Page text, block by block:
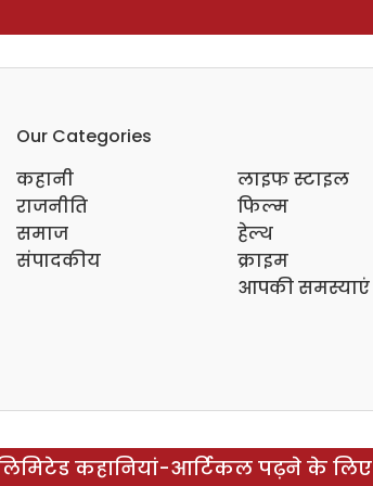
Our Categories
कहानी
राजनीति
समाज
संपादकीय
लाइफ स्टाइल
फिल्म
हेल्थ
क्राइम
आपकी समस्याएं
कहानियां-आर्टिकल पढ़ने के लिए